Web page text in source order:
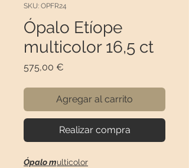
SKU: OPFR24
Ópalo Etíope
multicolor 16,5 ct
575,00 €
Agregar al carrito
Realizar compra
Ópalo multicolor